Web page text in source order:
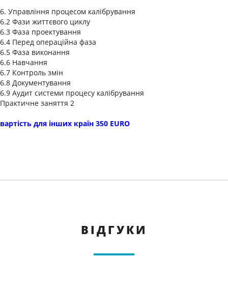
6. Управління процесом калібрування
6.2 Фази життєвого циклу
6.3 Фаза проектування
6.4 Перед операційна фаза
6.5 Фаза виконання
6.6 Навчання
6.7 Контроль змін
6.8 Документування
6.9 Аудит системи процесу калібрування
Практичне заняття 2
вартість для інших країн 350 EURO
ВІДГУКИ